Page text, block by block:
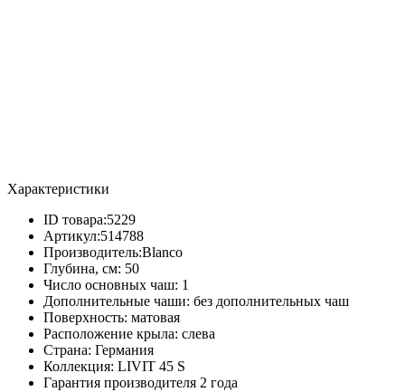
Характеристики
ID товара:5229
Артикул:514788
Производитель:Blanco
Глубина, см: 50
Число основных чаш: 1
Дополнительные чаши: без дополнительных чаш
Поверхность: матовая
Расположение крыла: слева
Страна: Германия
Коллекция: LIVIT 45 S
Гарантия производителя 2 года